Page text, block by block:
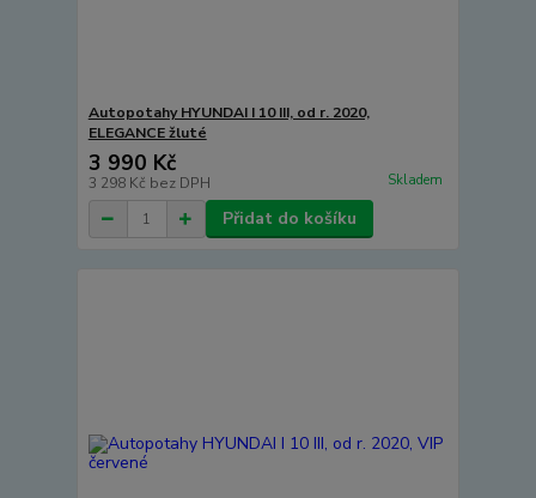
Autopotahy HYUNDAI I 10 III, od r. 2020,
ELEGANCE žluté
3 990 Kč
3 298 Kč bez DPH Skladem
Přidat do košíku